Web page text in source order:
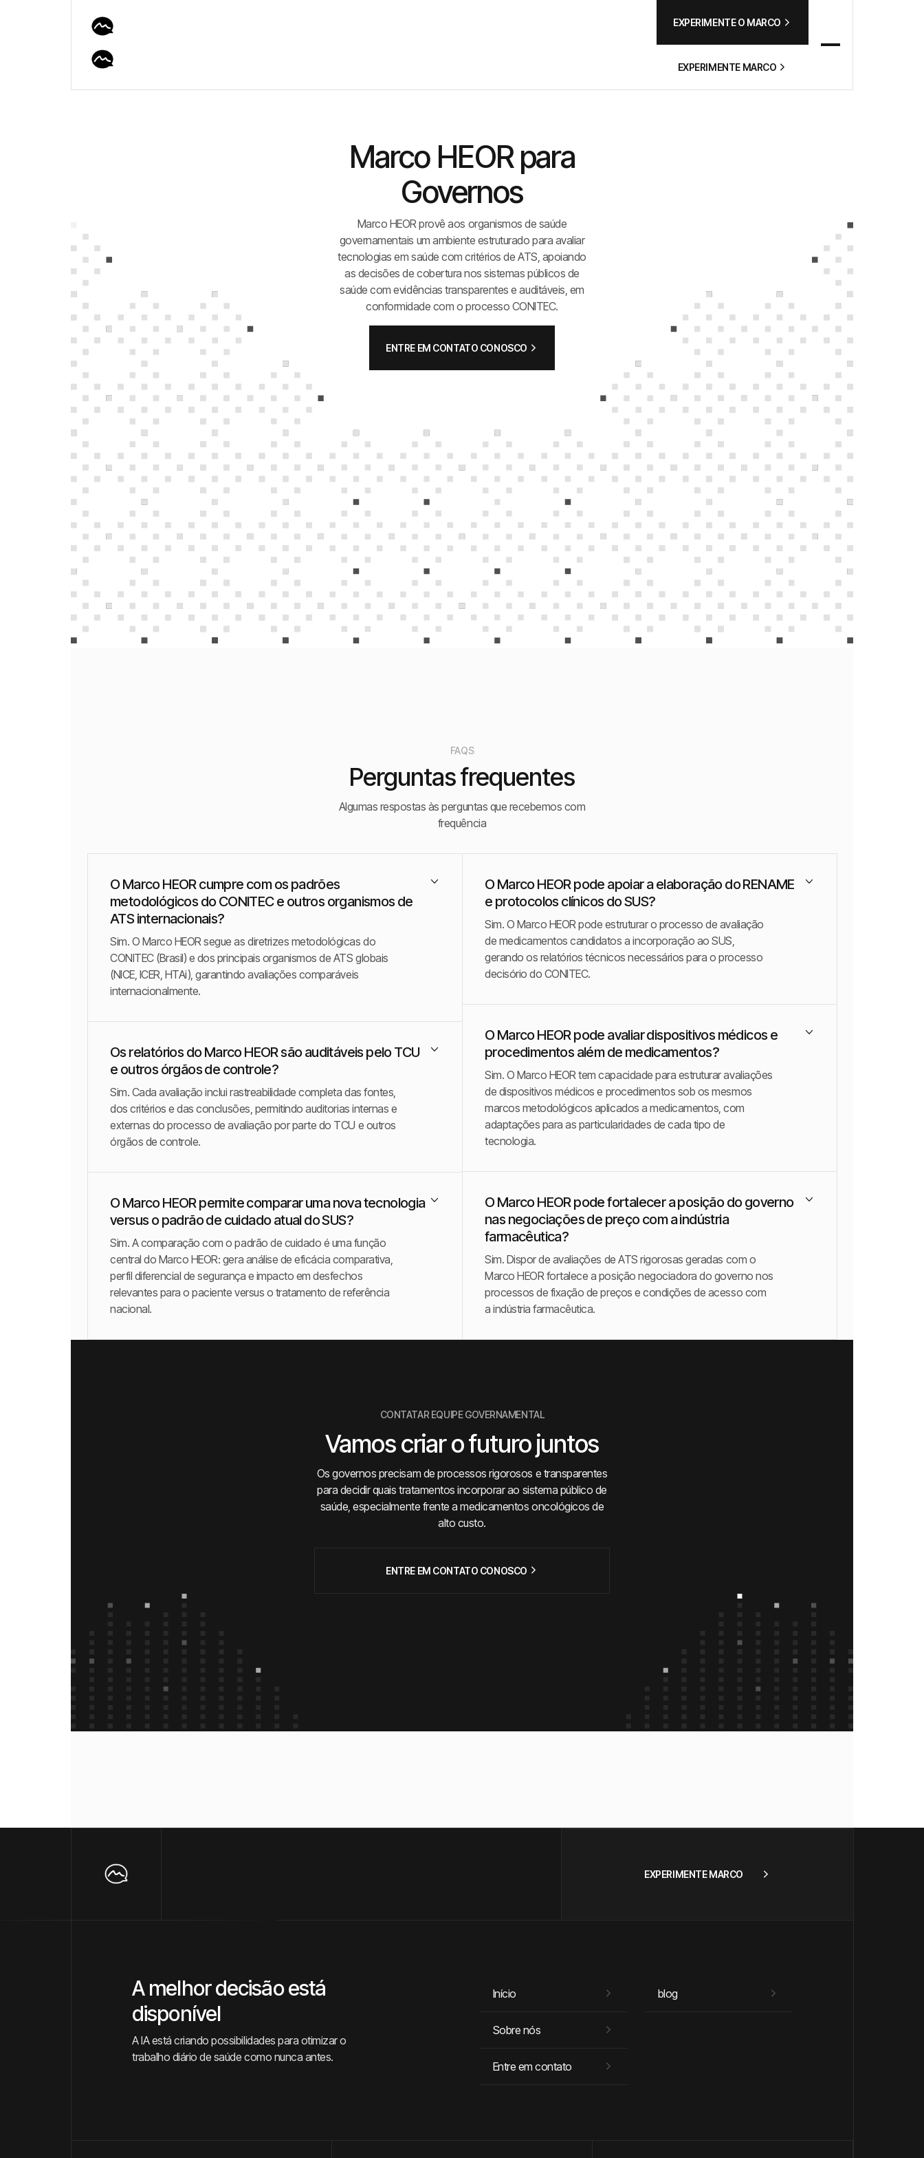
EXPERIMENTE O MARCO
EXPERIMENTE MARCO
Marco HEOR para
Governos
Marco HEOR provê aos organismos de saúde
governamentais um ambiente estruturado para avaliar
tecnologias em saúde com critérios de ATS, apoiando
as decisões de cobertura nos sistemas públicos de
saúde com evidências transparentes e auditáveis, em
conformidade com o processo CONITEC.
ENTRE EM CONTATO CONOSCO
FAQS
Perguntas frequentes
Algumas respostas às perguntas que recebemos com
frequência
O Marco HEOR cumpre com os padrões
metodológicos do CONITEC e outros organismos de
ATS internacionais?
Sim. O Marco HEOR segue as diretrizes metodológicas do
CONITEC (Brasil) e dos principais organismos de ATS globais
(NICE, ICER, HTAi), garantindo avaliações comparáveis
internacionalmente.
Os relatórios do Marco HEOR são auditáveis pelo TCU
e outros órgãos de controle?
Sim. Cada avaliação inclui rastreabilidade completa das fontes,
dos critérios e das conclusões, permitindo auditorias internas e
externas do processo de avaliação por parte do TCU e outros
órgãos de controle.
O Marco HEOR permite comparar uma nova tecnologia
versus o padrão de cuidado atual do SUS?
Sim. A comparação com o padrão de cuidado é uma função
central do Marco HEOR: gera análise de eficácia comparativa,
perfil diferencial de segurança e impacto em desfechos
relevantes para o paciente versus o tratamento de referência
nacional.
O Marco HEOR pode apoiar a elaboração do RENAME
e protocolos clínicos do SUS?
Sim. O Marco HEOR pode estruturar o processo de avaliação
de medicamentos candidatos a incorporação ao SUS,
gerando os relatórios técnicos necessários para o processo
decisório do CONITEC.
O Marco HEOR pode avaliar dispositivos médicos e
procedimentos além de medicamentos?
Sim. O Marco HEOR tem capacidade para estruturar avaliações
de dispositivos médicos e procedimentos sob os mesmos
marcos metodológicos aplicados a medicamentos, com
adaptações para as particularidades de cada tipo de
tecnologia.
O Marco HEOR pode fortalecer a posição do governo
nas negociações de preço com a indústria
farmacêutica?
Sim. Dispor de avaliações de ATS rigorosas geradas com o
Marco HEOR fortalece a posição negociadora do governo nos
processos de fixação de preços e condições de acesso com
a indústria farmacêutica.
CONTATAR EQUIPE GOVERNAMENTAL
Vamos criar o futuro juntos
Os governos precisam de processos rigorosos e transparentes
para decidir quais tratamentos incorporar ao sistema público de
saúde, especialmente frente a medicamentos oncológicos de
alto custo.
ENTRE EM CONTATO CONOSCO
EXPERIMENTE MARCO
A melhor decisão está
disponível
A IA está criando possibilidades para otimizar o
trabalho diário de saúde como nunca antes.
Início
Sobre nós
Entre em contato
blog